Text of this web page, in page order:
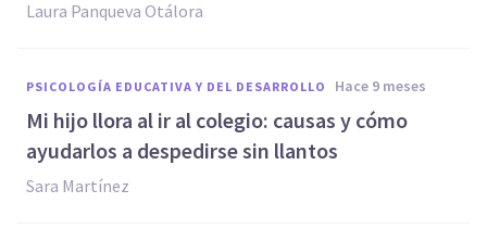
Laura Panqueva Otálora
PSICOLOGÍA EDUCATIVA Y DEL DESARROLLO hace 9 meses
Mi hijo llora al ir al colegio: causas y cómo
ayudarlos a despedirse sin llantos
Sara Martínez